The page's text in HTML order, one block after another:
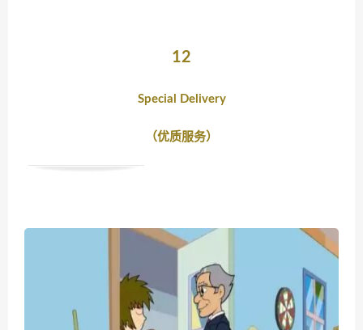
12
Special Delivery
（优质服务）